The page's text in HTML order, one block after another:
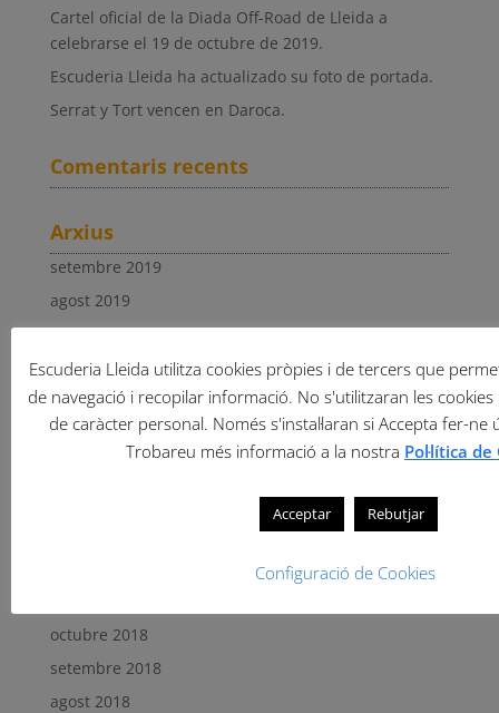
Cartel oficial de la Diada Off-Road de Lleida a
celebrarse el 19 de octubre de 2019.
Escuderia Lleida ha actualizado su foto de portada.
Serrat y Tort vencen en Daroca.
Comentaris recents
Arxius
setembre 2019
agost 2019
juliol 2019
juny 2019
maig 2019
abril 2019
octubre 2018
setembre 2018
agost 2018
Escuderia Lleida utilitza cookies pròpies i de tercers que
de navegació i recopilar informació. No s'utilitzaran les
de caràcter personal. Només s'instal·laran si Accepta fer-ne
Trobareu més informació a la nostra Pol·lítica
Acceptar Rebutjar
Configuració de Cookies